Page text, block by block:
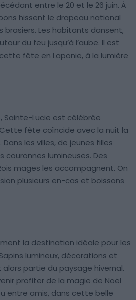
entre le 20 et le 26 juin. À
hissent le drapeau national
Les habitants dansent,
du feu jusqu’à l’aube. Il est
fête en Laponie, à la lumière
Sainte-Lucie est célébrée
fête coïncide avec la nuit la
Dans les villes, de jeunes filles
lumineuses. Des
mages les accompagnent. On
plusieurs en-cas et boissons
la destination idéale pour les
lumineux, décorations et
partie du paysage hivernal.
profiter de la magie de Noël
entre amis, dans cette belle